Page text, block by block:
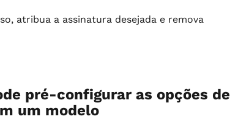
atribua a assinatura desejada e remova
pré-configurar as opções de
um modelo